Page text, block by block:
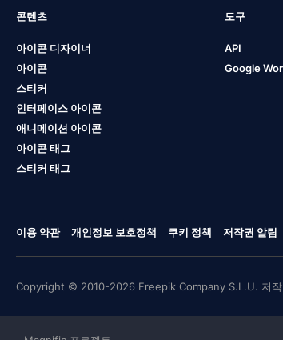
콘텐츠
아이콘 디자이너
아이콘
스티커
인터페이스 아이콘
애니메이션 아이콘
아이콘 태그
스티커 태그
도구
API
Google
이용 약관 개인정보 보호정책 쿠키 정책 저작권 알림
Copyright © 2010-2026 Freepik Company S.L.U. 저작